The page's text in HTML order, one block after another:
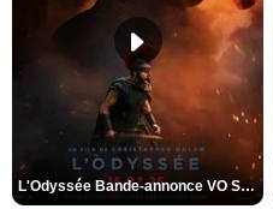
L'Odyssée Bande-annonce VO STFR